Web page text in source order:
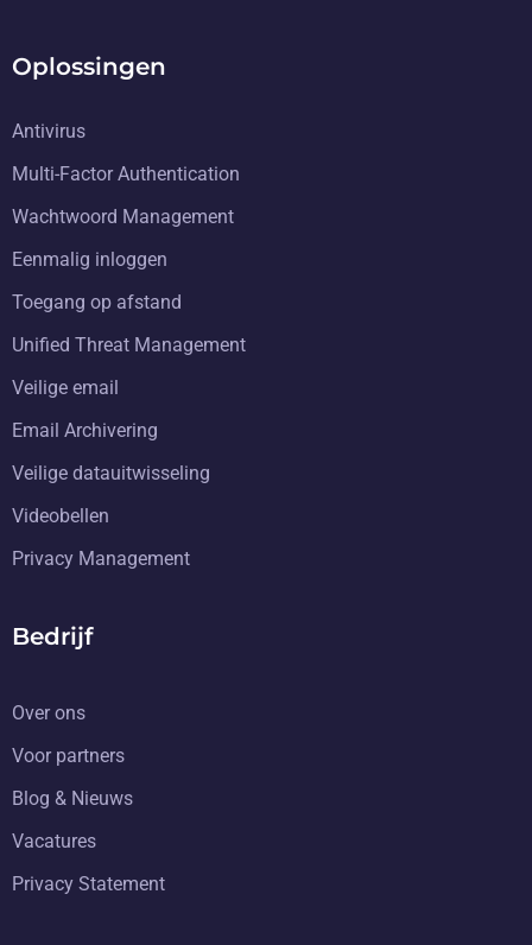
Oplossingen
Antivirus
Multi-Factor Authentication
Wachtwoord Management
Eenmalig inloggen
Toegang op afstand
Unified Threat Management
Veilige email
Email Archivering
Veilige datauitwisseling
Videobellen
Privacy Management
Bedrijf
Over ons
Voor partners
Blog & Nieuws
Vacatures
Privacy Statement